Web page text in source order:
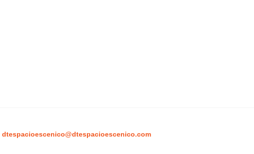
dtespacioescenico@dtespacioescenico.com